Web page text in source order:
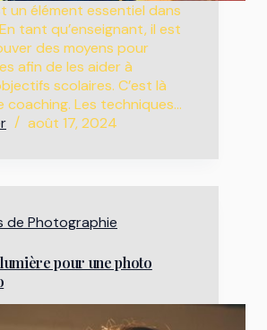
un élément essentiel dans
tant qu’enseignant, il est
des moyens pour
afin de les aider à
scolaires. C’est là
coaching. Les techniques…
août 17, 2024
de Photographie
pour une photo